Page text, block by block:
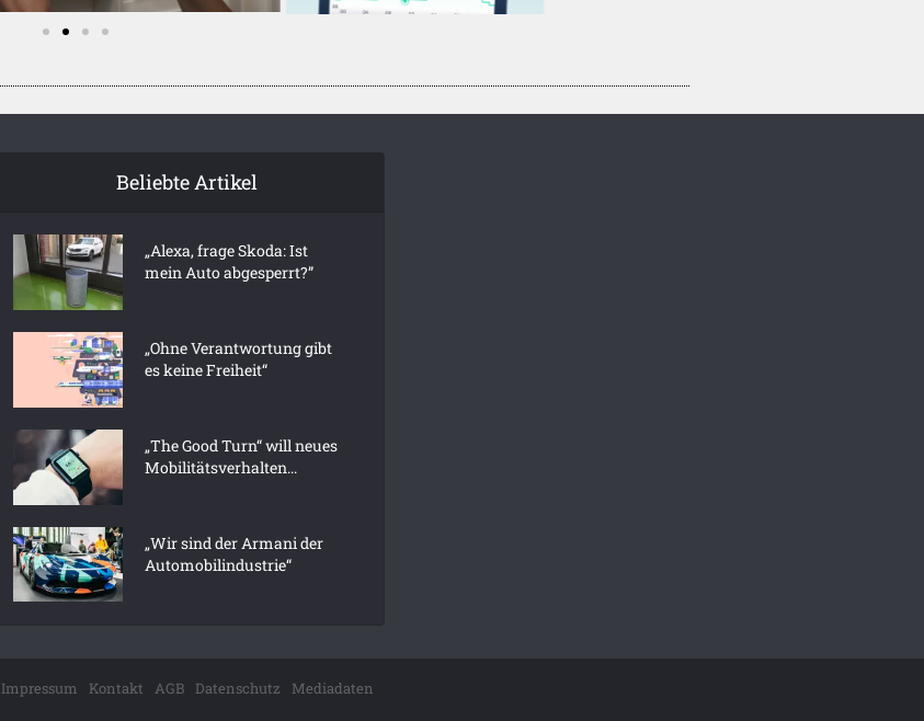
Beliebte Artikel
„Alexa, frage Skoda: Ist
mein Auto abgesperrt?”
„Ohne Verantwortung gibt
es keine Freiheit“
„The Good Turn“ will neues
Mobilitätsverhalten...
„Wir sind der Armani der
Automobilindustrie“
Impressum Kontakt AGB Datenschutz Mediadaten